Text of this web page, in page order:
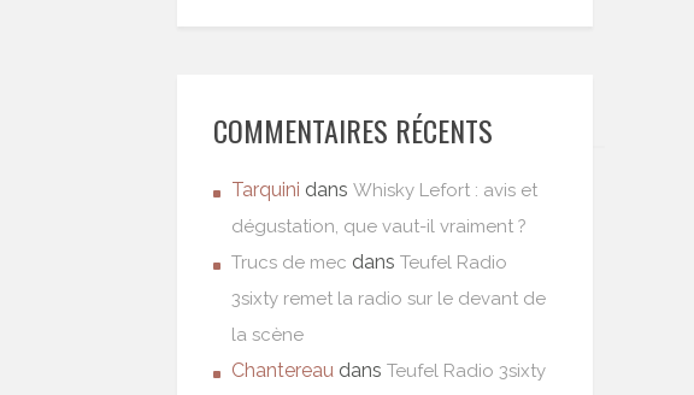
COMMENTAIRES RÉCENTS
Tarquini dans Whisky Lefort : avis et
dégustation, que vaut-il vraiment ?
Trucs de mec dans Teufel Radio
3sixty remet la radio sur le devant de
la scène
Chantereau dans Teufel Radio 3sixty